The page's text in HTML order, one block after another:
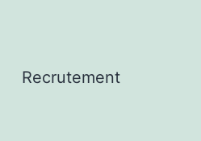
Recrutement